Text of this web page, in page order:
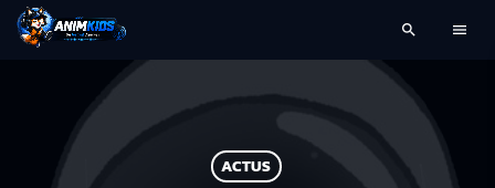
search menu
ACTUS